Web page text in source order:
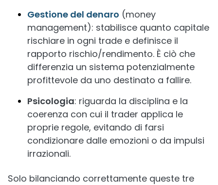
Gestione del denaro (money
management): stabilisce quanto capitale
rischiare in ogni trade e definisce il
rapporto rischio/rendimento. È ciò che
differenzia un sistema potenzialmente
profittevole da uno destinato a fallire.
Psicologia: riguarda la disciplina e la
coerenza con cui il trader applica le
proprie regole, evitando di farsi
condizionare dalle emozioni o da impulsi
irrazionali.
Solo bilanciando correttamente queste tre